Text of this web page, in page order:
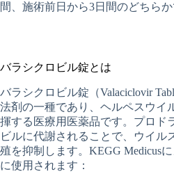
間、施術前日から3日間のどちら
バラシクロビル錠とは
バラシクロビル錠（Valaciclovir
法剤の一種であり、ヘルペスウイ
揮する医療用医薬品です。プロド
ビルに代謝されることで、ウイル
殖を抑制します。KEGG Medicus
に使用されます：